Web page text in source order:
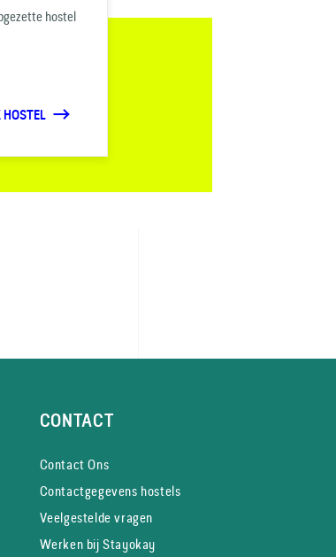
hostel
HOSTEL
CONTACT
Contact Ons
Contactgegevens hostels
Veelgestelde vragen
Werken bij Stayokay